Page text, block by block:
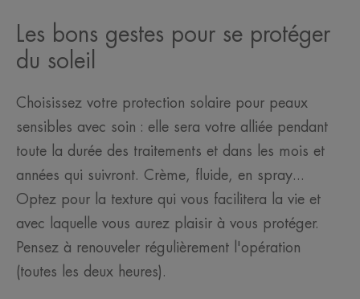
Les bons gestes pour se protéger
du soleil
Choisissez votre protection solaire pour peaux
sensibles avec soin : elle sera votre alliée pendant
toute la durée des traitements et dans les mois et
années qui suivront. Crème, fluide, en spray...
Optez pour la texture qui vous facilitera la vie et
avec laquelle vous aurez plaisir à vous protéger.
Pensez à renouveler régulièrement l'opération
(toutes les deux heures).